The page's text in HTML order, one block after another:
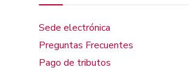
Sede electrónica
Preguntas Frecuentes
Pago de tributos